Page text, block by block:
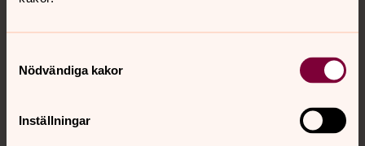
Nödvändiga kakor
Inställningar
Kalender
Hitta snabbt